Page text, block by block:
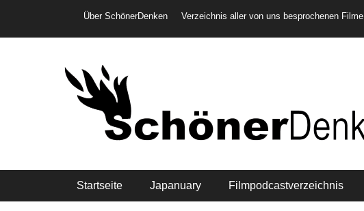
Header-Menü
Über SchönerDenken Verzeichnis aller von uns besprochenen Filme
Hauptmenü
Startseite Japanuary Filmpodcastverzeichnis